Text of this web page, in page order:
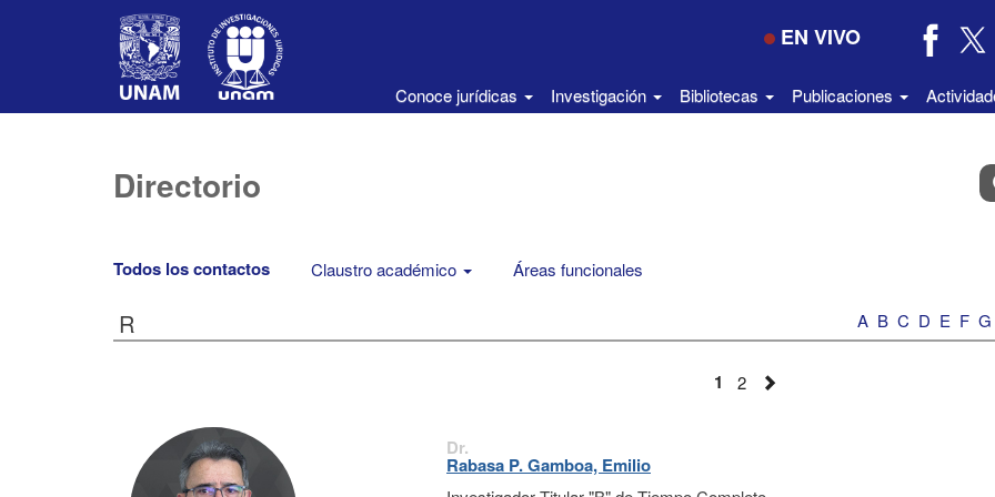
EN VIVO
Conoce jurídicas Investigación Bibliotecas Publicaciones
Directorio
Todos los contactos
Claustro académico Áreas funcionales
R A B C D E F G
1 2
Dr.
Rabasa P. Gamboa, Emilio